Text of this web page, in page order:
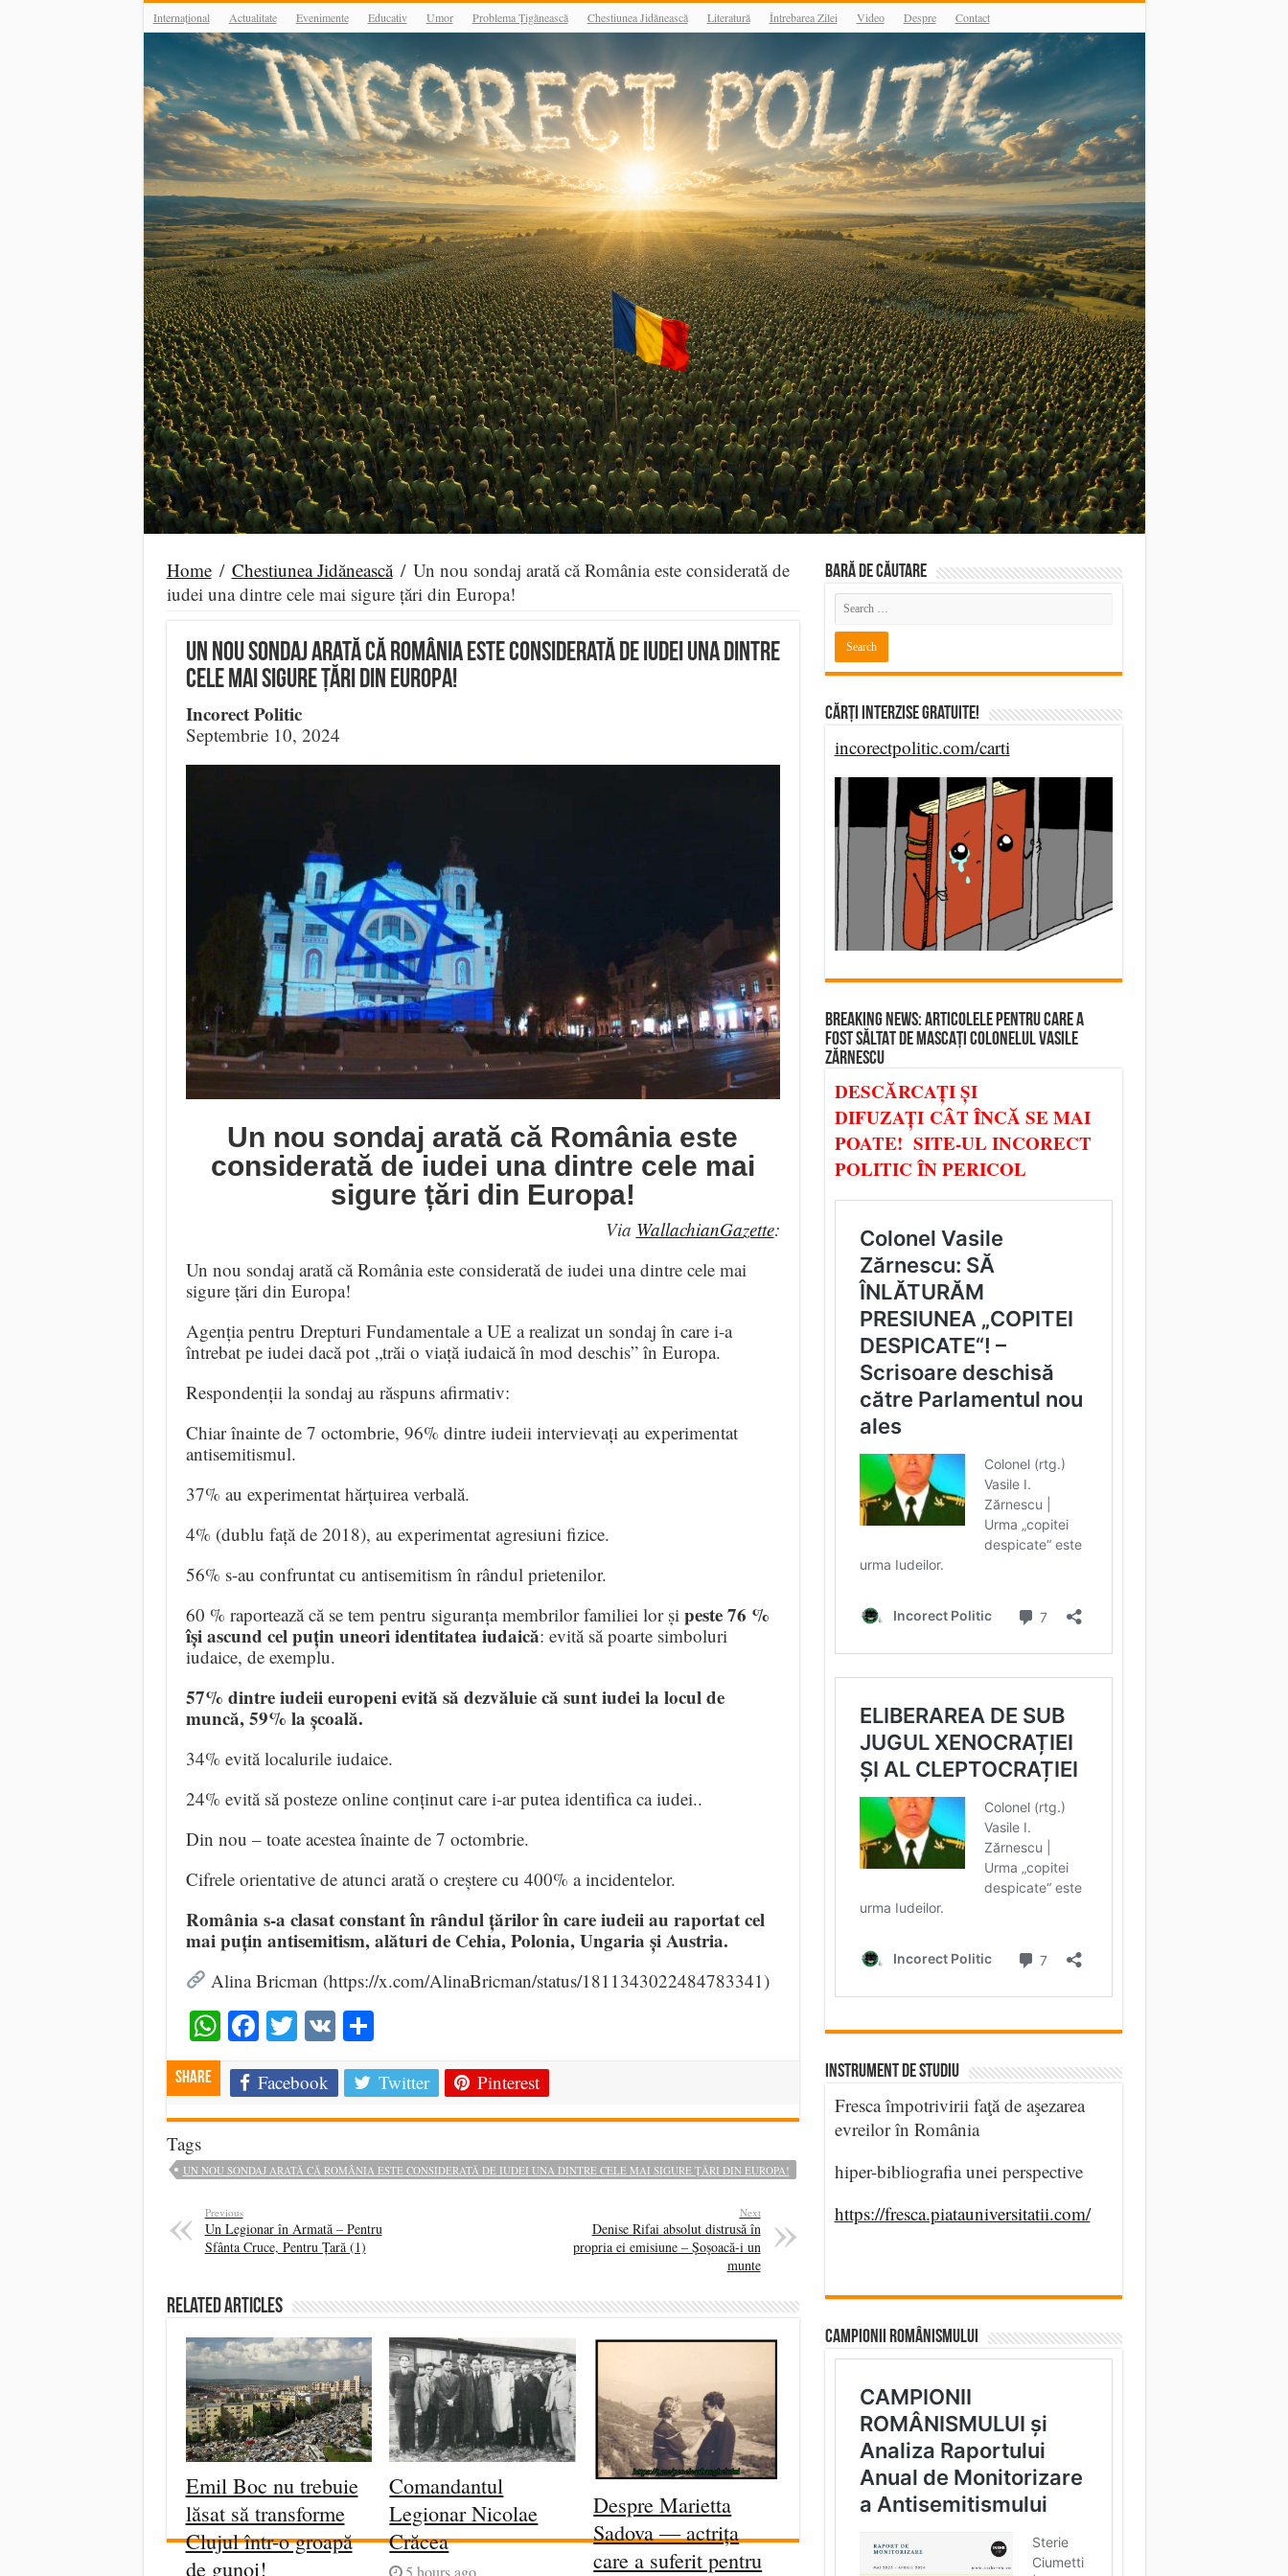
Internațional Actualitate Evenimente Educativ Umor Problema Țigănească Chestiunea Jidănească Literatură Întrebarea Zilei Video Despre Contact
Home / Chestiunea Jidănească / Un nou sondaj arată că România este considerată de
iudei una dintre cele mai sigure țări din Europa!
Un nou sondaj arată că România este considerată de iudei una dintre
cele mai sigure țări din Europa!
Incorect Politic
Septembrie 10, 2024
Un nou sondaj arată că România este
considerată de iudei una dintre cele mai
sigure țări din Europa!
Via WallachianGazette:
Un nou sondaj arată că România este considerată de iudei una dintre cele mai
sigure țări din Europa!
Agenția pentru Drepturi Fundamentale a UE a realizat un sondaj în care i-a
întrebat pe iudei dacă pot „trăi o viață iudaică în mod deschis” în Europa.
Respondenții la sondaj au răspuns afirmativ:
Chiar înainte de 7 octombrie, 96% dintre iudeii intervievați au experimentat
antisemitismul.
37% au experimentat hărțuirea verbală.
4% (dublu față de 2018), au experimentat agresiuni fizice.
56% s-au confruntat cu antisemitism în rândul prietenilor.
60 % raportează că se tem pentru siguranța membrilor familiei lor șipeste 76 %
își ascund cel puțin uneori identitatea iudaică: evită să poarte simboluri
iudaice, de exemplu.
57% dintre iudeii europeni evită să dezvăluie că sunt iudei la locul de
muncă, 59% la școală.
34% evită localurile iudaice.
24% evită să posteze online conținut care i-ar putea identifica ca iudei..
Din nou – toate acestea înainte de 7 octombrie.
Cifrele orientative de atunci arată o creștere cu 400% a incidentelor.
România s-a clasat constant în rândul țărilor în care iudeii au raportat cel
mai puțin antisemitism, alături de Cehia, Polonia, Ungaria și Austria.
Alina Bricman (https://x.com/AlinaBricman/status/1811343022484783341)
WhatsApp
Facebook
Twitter
VKShare
Share Facebook Twitter Pinterest
Tags
UN NOU SONDAJ ARATĂ CĂ ROMÂNIA ESTE CONSIDERATĂ DE IUDEI UNA DINTRE CELE MAI SIGURE ȚĂRI DIN EUROPA!
Previous
Un Legionar în Armată – Pentru
Sfânta Cruce, Pentru Țară (1)
Next
Denise Rifai absolut distrusă în
propria ei emisiune – Şoşoacă-i un
munte
Related Articles
Emil Boc nu trebuie
lăsat să transforme
Clujul într-o groapă
de gunoi!
Comandantul
Legionar Nicolae
Crăcea
Despre Marietta
Sadova — actrița
care a suferit pentru
BARĂ DE CĂUTARE
Cărți Interzise Gratuite!
incorectpolitic.com/carti
BREAKING NEWS: ARTICOLELE PENTRU CARE A
FOST SĂLTAT DE MASCAȚI COLONELUL VASILE
ZĂRNESCU
DESCĂRCAȚI ȘI
DIFUZAȚI CÂT ÎNCĂ SE MAI
POATE! SITE-UL INCORECT
POLITIC ÎN PERICOL
INSTRUMENT DE STUDIU
Fresca împotrivirii faţă de aşezarea
evreilor în România
hiper-bibliografia unei perspective
https://fresca.piatauniversitatii.com/
CAMPIONII ROMÂNISMULUI